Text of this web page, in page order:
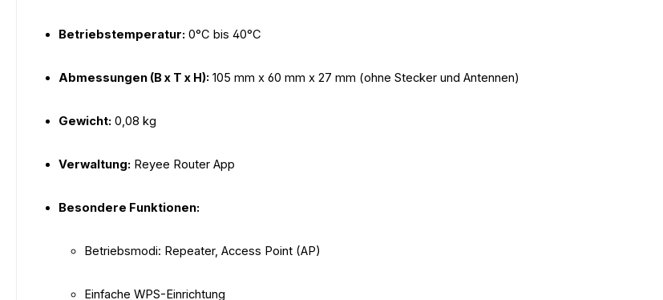
Betriebstemperatur: 0°C bis 40°C
Abmessungen (B x T x H): 105 mm x 60 mm x 27 mm (ohne Stecker und Antennen)
Gewicht: 0,08 kg
Verwaltung: Reyee Router App
Besondere Funktionen:
Betriebsmodi: Repeater, Access Point (AP)
Einfache WPS-Einrichtung